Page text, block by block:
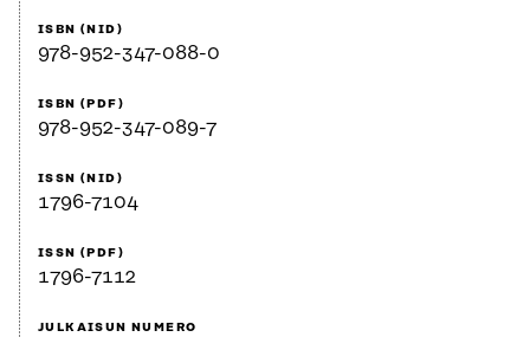
ISBN (NID)
978-952-347-088-0
ISBN (PDF)
978-952-347-089-7
ISSN (NID)
1796-7104
ISSN (PDF)
1796-7112
JULKAISUN NUMERO